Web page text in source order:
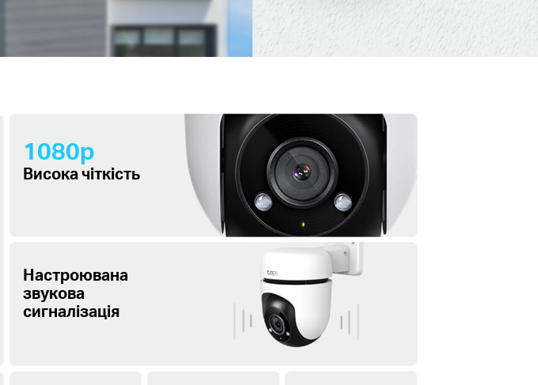
1080p
Висока чіткість
Настроювана
звукова
сигналізація